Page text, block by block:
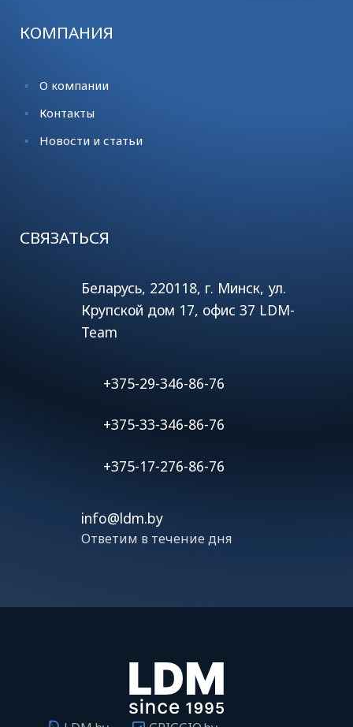
КОМПАНИЯ
О компании
Контакты
Новости и статьи
СВЯЗАТЬСЯ
Беларусь, 220118, г. Минск, ул.
Крупской дом 17, офис 37 LDM-
Team
+375-29-346-86-76
+375-33-346-86-76
+375-17-276-86-76
info@ldm.by
Ответим в течение дня